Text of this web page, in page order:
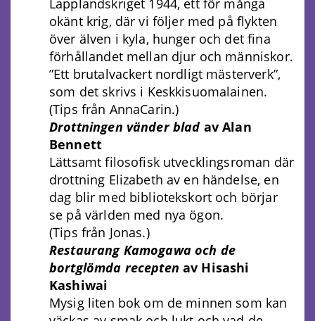
okänt krig, där vi följer med på flykten
över älven i kyla, hunger och det fina
förhållandet mellan djur och människor.
”Ett brutalvackert nordligt mästerverk”,
som det skrivs i Keskkisuomalainen.
(Tips från AnnaCarin.)
Drottningen vänder blad av Alan
Bennett
Lättsamt filosofisk utvecklingsroman där
drottning Elizabeth av en händelse, en
dag blir med bibliotekskort och börjar
se på världen med nya ögon.
(Tips från Jonas.)
Restaurang Kamogawa och de
bortglömda recepten av Hisashi
Kashiwai
Mysig liten bok om de minnen som kan